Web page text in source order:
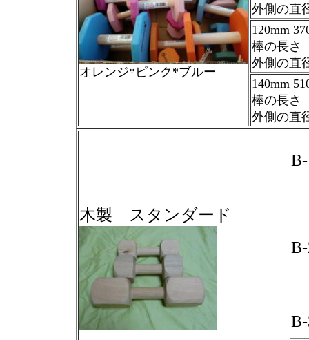
オレンジ*ピンク*ブルー
外側の直
120mm
棒の長さ
外側の直
140mm
棒の長さ
外側の直
木製 スタンダード